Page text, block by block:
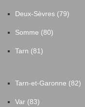
Deux-Sèvres (79)
Somme (80)
Tarn (81)
Tarn-et-Garonne (82)
Var (83)